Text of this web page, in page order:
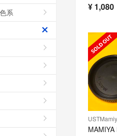
¥ 1,080
系